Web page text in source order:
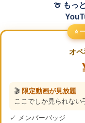
🍈 もっ
⭐
オ
🎬 限定動画が見放題
ここでしか見られない
✓ メンバーバッジ